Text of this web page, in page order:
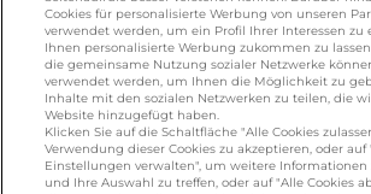
Lactalis Deutschland GmbH -
887 366 /
Omira Bodenseemilch
(0)751 887 366 /
Cookies für personalisierte Werbung von unseren
verwendet werden, um ein Profil Ihrer Interessen zu
Ihnen personalisierte Werbung zukommen zu
die gemeinsame Nutzung sozialer Netzwerke
verwendet werden, um Ihnen die Möglichkeit zu
Inhalte mit den sozialen Netzwerken zu teilen, die
Website hinzugefügt haben.
Klicken Sie auf die Schaltfläche "Alle Cookies
Verwendung dieser Cookies zu akzeptieren, oder auf
Einstellungen verwalten", um weitere Informationen
und Ihre Auswahl zu treffen, oder auf "Alle Cookies